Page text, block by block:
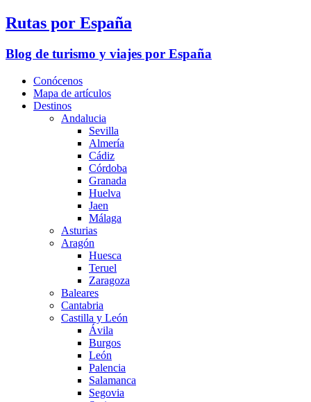
Rutas por España
Blog de turismo y viajes por España
Conócenos
Mapa de artículos
Destinos
Andalucia
Sevilla
Almería
Cádiz
Córdoba
Granada
Huelva
Jaen
Málaga
Asturias
Aragón
Huesca
Teruel
Zaragoza
Baleares
Cantabria
Castilla y León
Ávila
Burgos
León
Palencia
Salamanca
Segovia